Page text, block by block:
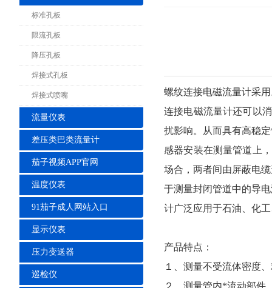
标准孔板
限流孔板
降压孔板
焊接式孔板
焊接式喷嘴
流量仪表
差压类巴类流量计
茄子视频APP官网
温度仪表
91茄子成人网站入口
显示仪表
压力变送器
巡检仪
螺纹连接电磁流量计采
连接电磁流量计还可以
扰影响。从而具有高稳
感器安装在测量管道上
场合，两者间由屏蔽电
于测量封闭管道中的导
计广泛应用于石油、化
产品特点：
１、测量不受流体密度
２、测量管内*流动部件